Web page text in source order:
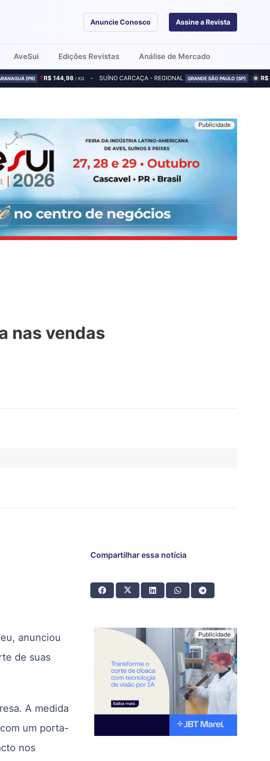
Anuncie Conosco Assine a Revista
AveSui Edições Revistas Análise de Mercado
(PR) R$ 144,98 / KG SUÍNO CARCAÇA - REGIONAL GRANDE SÃO PAULO (SP)
nas vendas
Compartilhar essa notícia
anunciou
de suas
A medida
um porta-
nos